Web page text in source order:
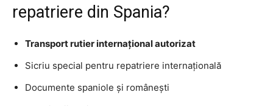
repatriere din Spania?
Transport rutier internațional autorizat
Sicriu special pentru repatriere internațională
Documente spaniole și românești